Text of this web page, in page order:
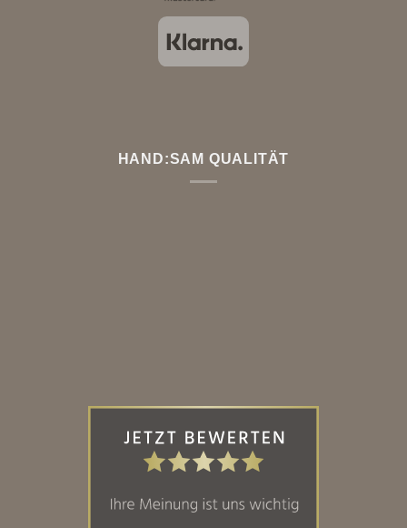
HAND:SAM QUALITÄT